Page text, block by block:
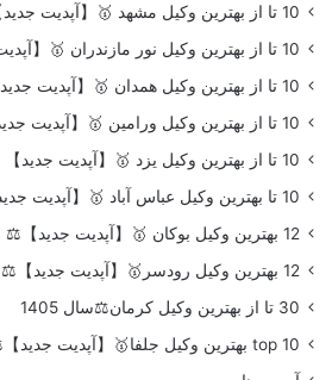
10 تا از بهترین وکیل مشهد 🥇【آپدیت جدید】⚖️
10 تا از بهترین وکیل نور مازندران 🥇【آپدیت جدید】
10 تا از بهترین وکیل همدان 🥇【آپدیت جدید】
10 تا از بهترین وکیل ورامین 🥇【آپدیت جدید】
10 تا از بهترین وکیل یزد 🥇【آپدیت جدید】
10 تا بهترین وکیل عباس آباد 🥇【آپدیت جدید】⚖️
12 بهترین وکیل بوکان 🥇【آپدیت جدید】⚖️
12 بهترین وکیل رودسر🥇【آپدیت جدید】⚖️
30 تا از بهترین وکیل کرمان⚖️سال 1405
top 10 بهترین وکیل جلفا🥇【آپدیت جدید】⚖️